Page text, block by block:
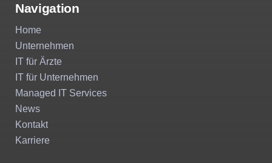
Navigation
Home
Unternehmen
IT für Ärzte
IT für Unternehmen
Managed IT Services
News
Kontakt
Karriere